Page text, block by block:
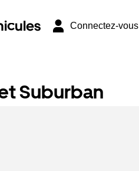
Connectez-vous
Suburban